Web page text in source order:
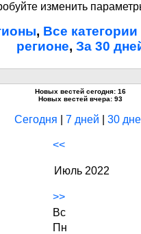
изменить
, Все
регионе, За 30
Новых вестей сегодня: 16
Новых вестей вчера: 93
Сегодня 7 дней 30
<<
Июль 2022
>>
Вс
Пн